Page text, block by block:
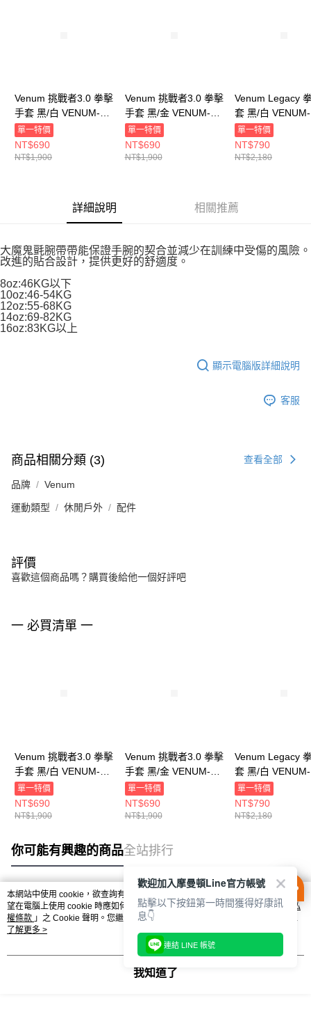
Venum 挑戰者3.0 拳擊
手套 黑/白 VENUM-
03525-108
單一特價
NT$690
NT$1,900
Venum 挑戰者3.0 拳擊
手套 黑/金 VENUM-
03525-126
單一特價
NT$690
NT$1,900
Venum Legacy
套 黑/白 VENUM-
04173-108
單一特價
NT$790
NT$2,180
詳細說明 相關推薦
大魔鬼氈腕帶帶能保證手腕的契合並減少在訓練中受傷的風險。
改進的貼合設計，提供更好的舒適度。
8oz:46KG以下
10oz:46-54KG
12oz:55-68KG
14oz:69-82KG
16oz:83KG以上
顯示電腦版詳細說明
客服
商品相關分類 (3) 查看全部
品牌 Venum
運動類型 休閒戶外 配件
評價
喜歡這個商品嗎？購買後給他一個好評吧
一 必買清單 一
Venum 挑戰者3.0 拳擊
手套 黑/白 VENUM-
03525-108
單一特價
NT$690
NT$1,900
Venum 挑戰者3.0 拳擊
手套 黑/金 VENUM-
03525-126
單一特價
NT$690
NT$1,900
Venum Legacy
套 黑/白 VENUM-
04173-108
單一特價
NT$790
NT$2,180
你可能有興趣的商品全站排行
熱門標籤
本網站中使用 cookie，欲查詢有關本網站使用 cookie 方式之詳情，及若您不希
望在電腦上使用 cookie 時應如何變更電腦的 cookie 設定，請參閱本網站「
隱私
權條款 」之 Cookie 聲明。您繼續使用本網站即表示您同意本公司得按本網站使
用條款之 Cookie 聲明使用 cookie。
了解更多 >
我知道了
歡迎加入摩曼頓Line官方帳號
點擊以下按鈕第一時間獲得好康訊
息👇
連結 LINE 帳號